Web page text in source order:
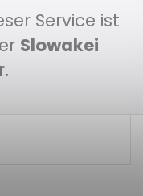
Service ist
Slowakei